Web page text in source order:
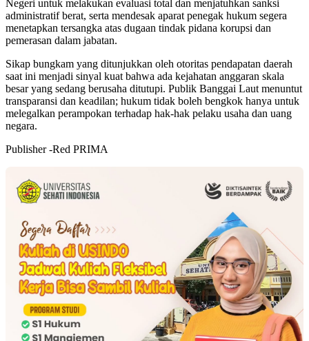
Negeri untuk melakukan evaluasi total dan menjatuhkan sanksi
administratif berat, serta mendesak aparat penegak hukum segera
menetapkan tersangka atas dugaan tindak pidana korupsi dan
pemerasan dalam jabatan.
Sikap bungkam yang ditunjukkan oleh otoritas pendapatan daerah
saat ini menjadi sinyal kuat bahwa ada kejahatan anggaran skala
besar yang sedang berusaha ditutupi. Publik Banggai Laut menuntut
transparansi dan keadilan; hukum tidak boleh bengkok hanya untuk
melegalkan perampokan terhadap hak-hak pelaku usaha dan uang
negara.
Publisher -Red PRIMA